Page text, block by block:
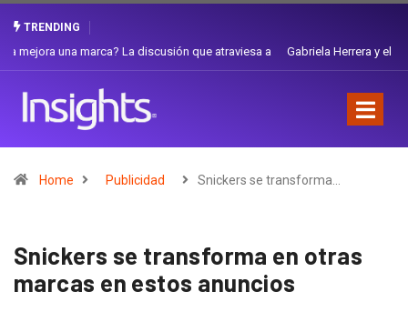
TRENDING
Gabriela Herrera y el arte de cambiarse el sombrero en Corporación
Home Publicidad Snickers se transforma…
Snickers se transforma en otras
marcas en estos anuncios